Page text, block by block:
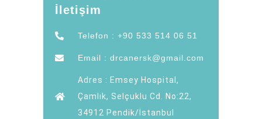
İletişim
Telefon : +90 533 514 06 51
Email : drcanersk@gmail.com
Adres : Emsey Hospital,
Çamlık, Selçuklu Cd. No:22,
34912 Pendik/İstanbul